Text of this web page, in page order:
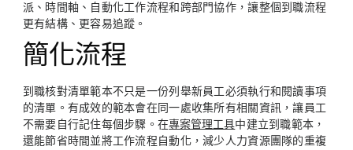
派、時間軸、自動化工作流程和跨部門協作，讓整個到職流程
更有結構、更容易追蹤。
簡化流程
到職核對清單範本不只是一份列舉新員工必須執行和閱讀事項
的清單。有成效的範本會在同一處收集所有相關資訊，讓員工
不需要自行記住每個步驟。在專案管理工具中建立到職範本，
還能節省時間並將工作流程自動化，減少人力資源團隊的重複